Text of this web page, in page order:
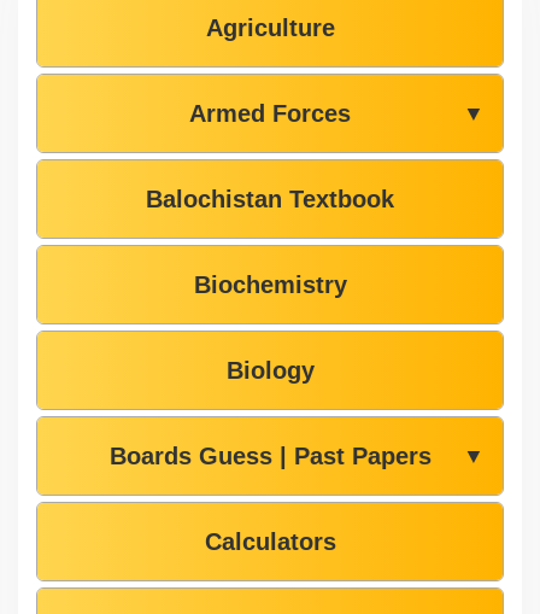
Agriculture
Armed Forces ▼
Balochistan Textbook
Biochemistry
Biology
Boards Guess | Past Papers ▼
Calculators